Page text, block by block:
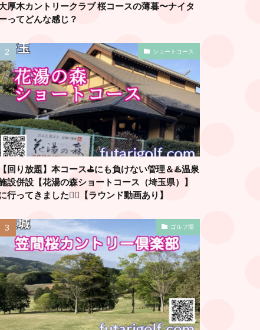
厚木カントリークラブ 桜コースの薄暮〜ナイタ
ってどんな感じ？
ショートコース
【回り放題】本コース⛳️にも負けない管理＆♨️温泉
設併設【花湯の森ショートコース（埼玉県）】
行ってきました🏌️‍♂️【ラウンド動画あり】
ゴルフ場